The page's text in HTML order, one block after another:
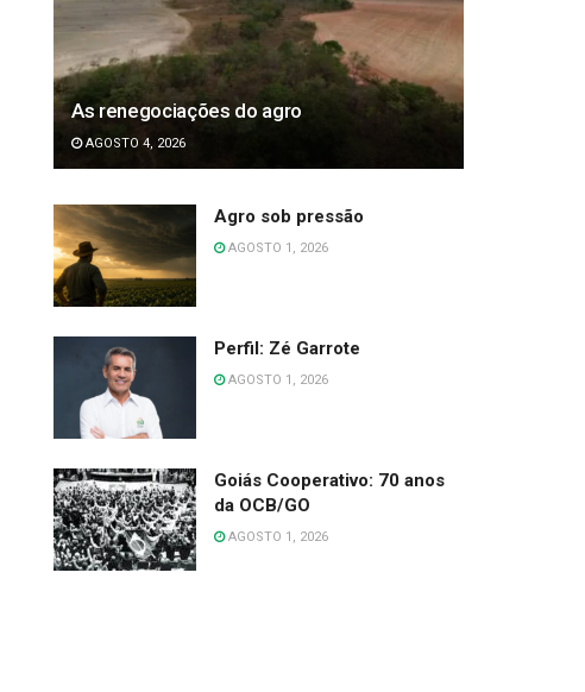
As renegociações do agro
AGOSTO 4, 2026
Agro sob pressão
AGOSTO 1, 2026
Perfil: Zé Garrote
AGOSTO 1, 2026
Goiás Cooperativo: 70 anos
da OCB/GO
AGOSTO 1, 2026